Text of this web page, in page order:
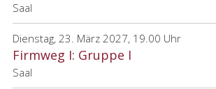
Saal
Dienstag, 23. März 2027, 19.00 Uhr
Firmweg I: Gruppe I
Saal